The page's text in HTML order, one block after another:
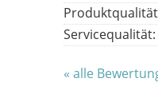
Servicequalität:
« alle